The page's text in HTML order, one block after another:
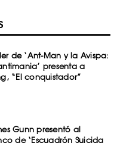
de ‘Ant-Man y la Avispa:
presenta a
“El conquistador”
Gunn presentó al
de ‘Escuadrón Suicida